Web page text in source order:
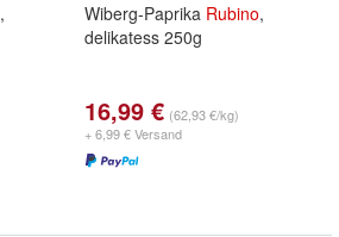
,
Wiberg-Paprika Rubino,
delikatess 250g
16,99 € (62,93 €/kg)
+ 6,99 € Versand